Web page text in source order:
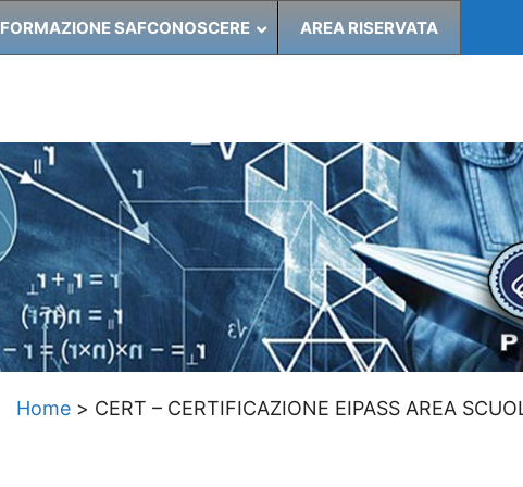
FORMAZIONE SAFCONOSCERE AREA RISERVATA
Home > CERT – CERTIFICAZIONE EIPASS AREA